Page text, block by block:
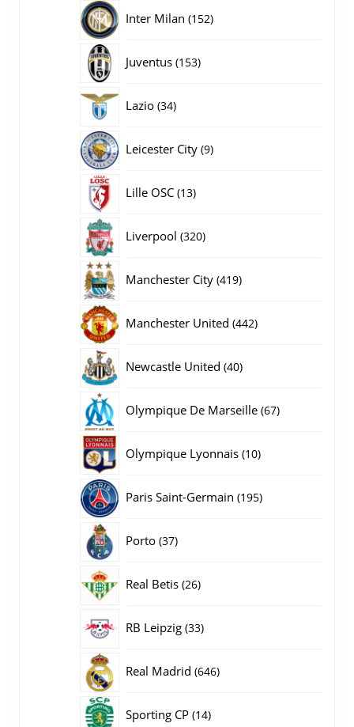
Inter Milan 152152
Juventus 153153
Lazio 3434
Leicester City 99
Lille OSC 1313
Liverpool 320320
Manchester City 419419
Manchester United 442442
Newcastle United 4040
Olympique De Marseille 6767
Olympique Lyonnais 1010
Paris Saint-Germain 195195
Porto 3737
Real Betis 2626
RB Leipzig 3333
Real Madrid 646646
Sporting CP 1414